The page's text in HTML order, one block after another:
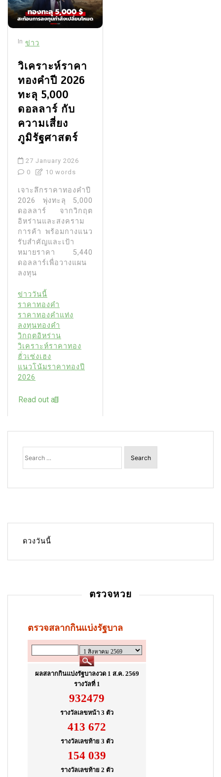
In ข่าว
วิเคราะห์ราคา
ทองคำปี 2026
ทะลุ 5,000
ดอลลาร์ กับ
ความเสี่ยง
ภูมิรัฐศาสตร์
27 January 2026
0
10 words
เจาะลึกราคาทองคำปี
2026 พุ่งทะลุ 5,000
ดอลลาร์ จากวิกฤต
อิหร่านและสงคราม
การค้า พร้อมกางแนว
รับสำคัญและเป้า
หมายราคา 5,440
ดอลลาร์เพื่อวางแผน
ลงทุน
ข่าววันนี้
ราคาทองคำ
ราคาทองคำแท่ง
ลงทุนทองคำ
วิกฤตอิหร่าน
วิเคราะห์ราคาทอง
ฮั่วเซ่งเฮง
แนวโน้มราคาทองปี
2026
Read out all
Search
for:
ดวงวันนี้
ตรวจหวย